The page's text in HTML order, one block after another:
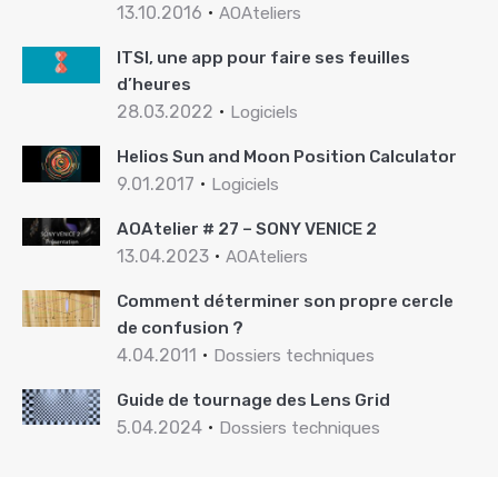
13.10.2016 AOAteliers
ITSI, une app pour faire ses feuilles
d’heures
28.03.2022 Logiciels
Helios Sun and Moon Position Calculator
9.01.2017 Logiciels
AOAtelier # 27 – SONY VENICE 2
13.04.2023 AOAteliers
Comment déterminer son propre cercle
de confusion ?
4.04.2011 Dossiers techniques
Guide de tournage des Lens Grid
5.04.2024 Dossiers techniques